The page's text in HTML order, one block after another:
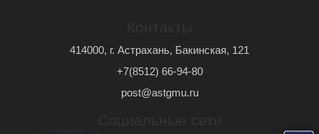
414000, г. Астрахань, Бакинская, 121
+7(8512) 66-94-80
post@astgmu.ru